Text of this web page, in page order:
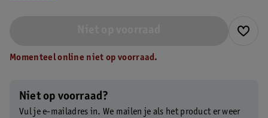
Momenteel online niet op voorraad.
Niet op voorraad?
Vul je e-mailadres in. We mailen je als het product er weer